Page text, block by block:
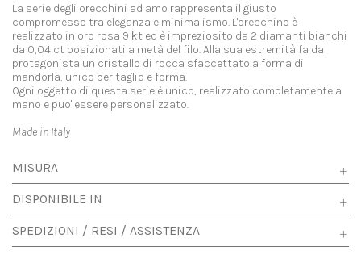
La serie degli orecchini ad amo rappresenta il giusto
compromesso tra eleganza e minimalismo. L'orecchino è
realizzato in oro rosa 9 kt ed è impreziosito da 2 diamanti bianchi
da 0,04 ct posizionati a metà del filo. Alla sua estremità fa da
protagonista un cristallo di rocca sfaccettato a forma di
mandorla, unico per taglio e forma.
Ogni oggetto di questa serie è unico, realizzato completamente a
mano e puo' essere personalizzato.
Made in Italy
MISURA
DISPONIBILE IN
SPEDIZIONI / RESI / ASSISTENZA